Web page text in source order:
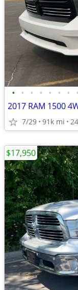
• • • • • • • •
2017 RAM 1500
7/29 91k mi
$17,950